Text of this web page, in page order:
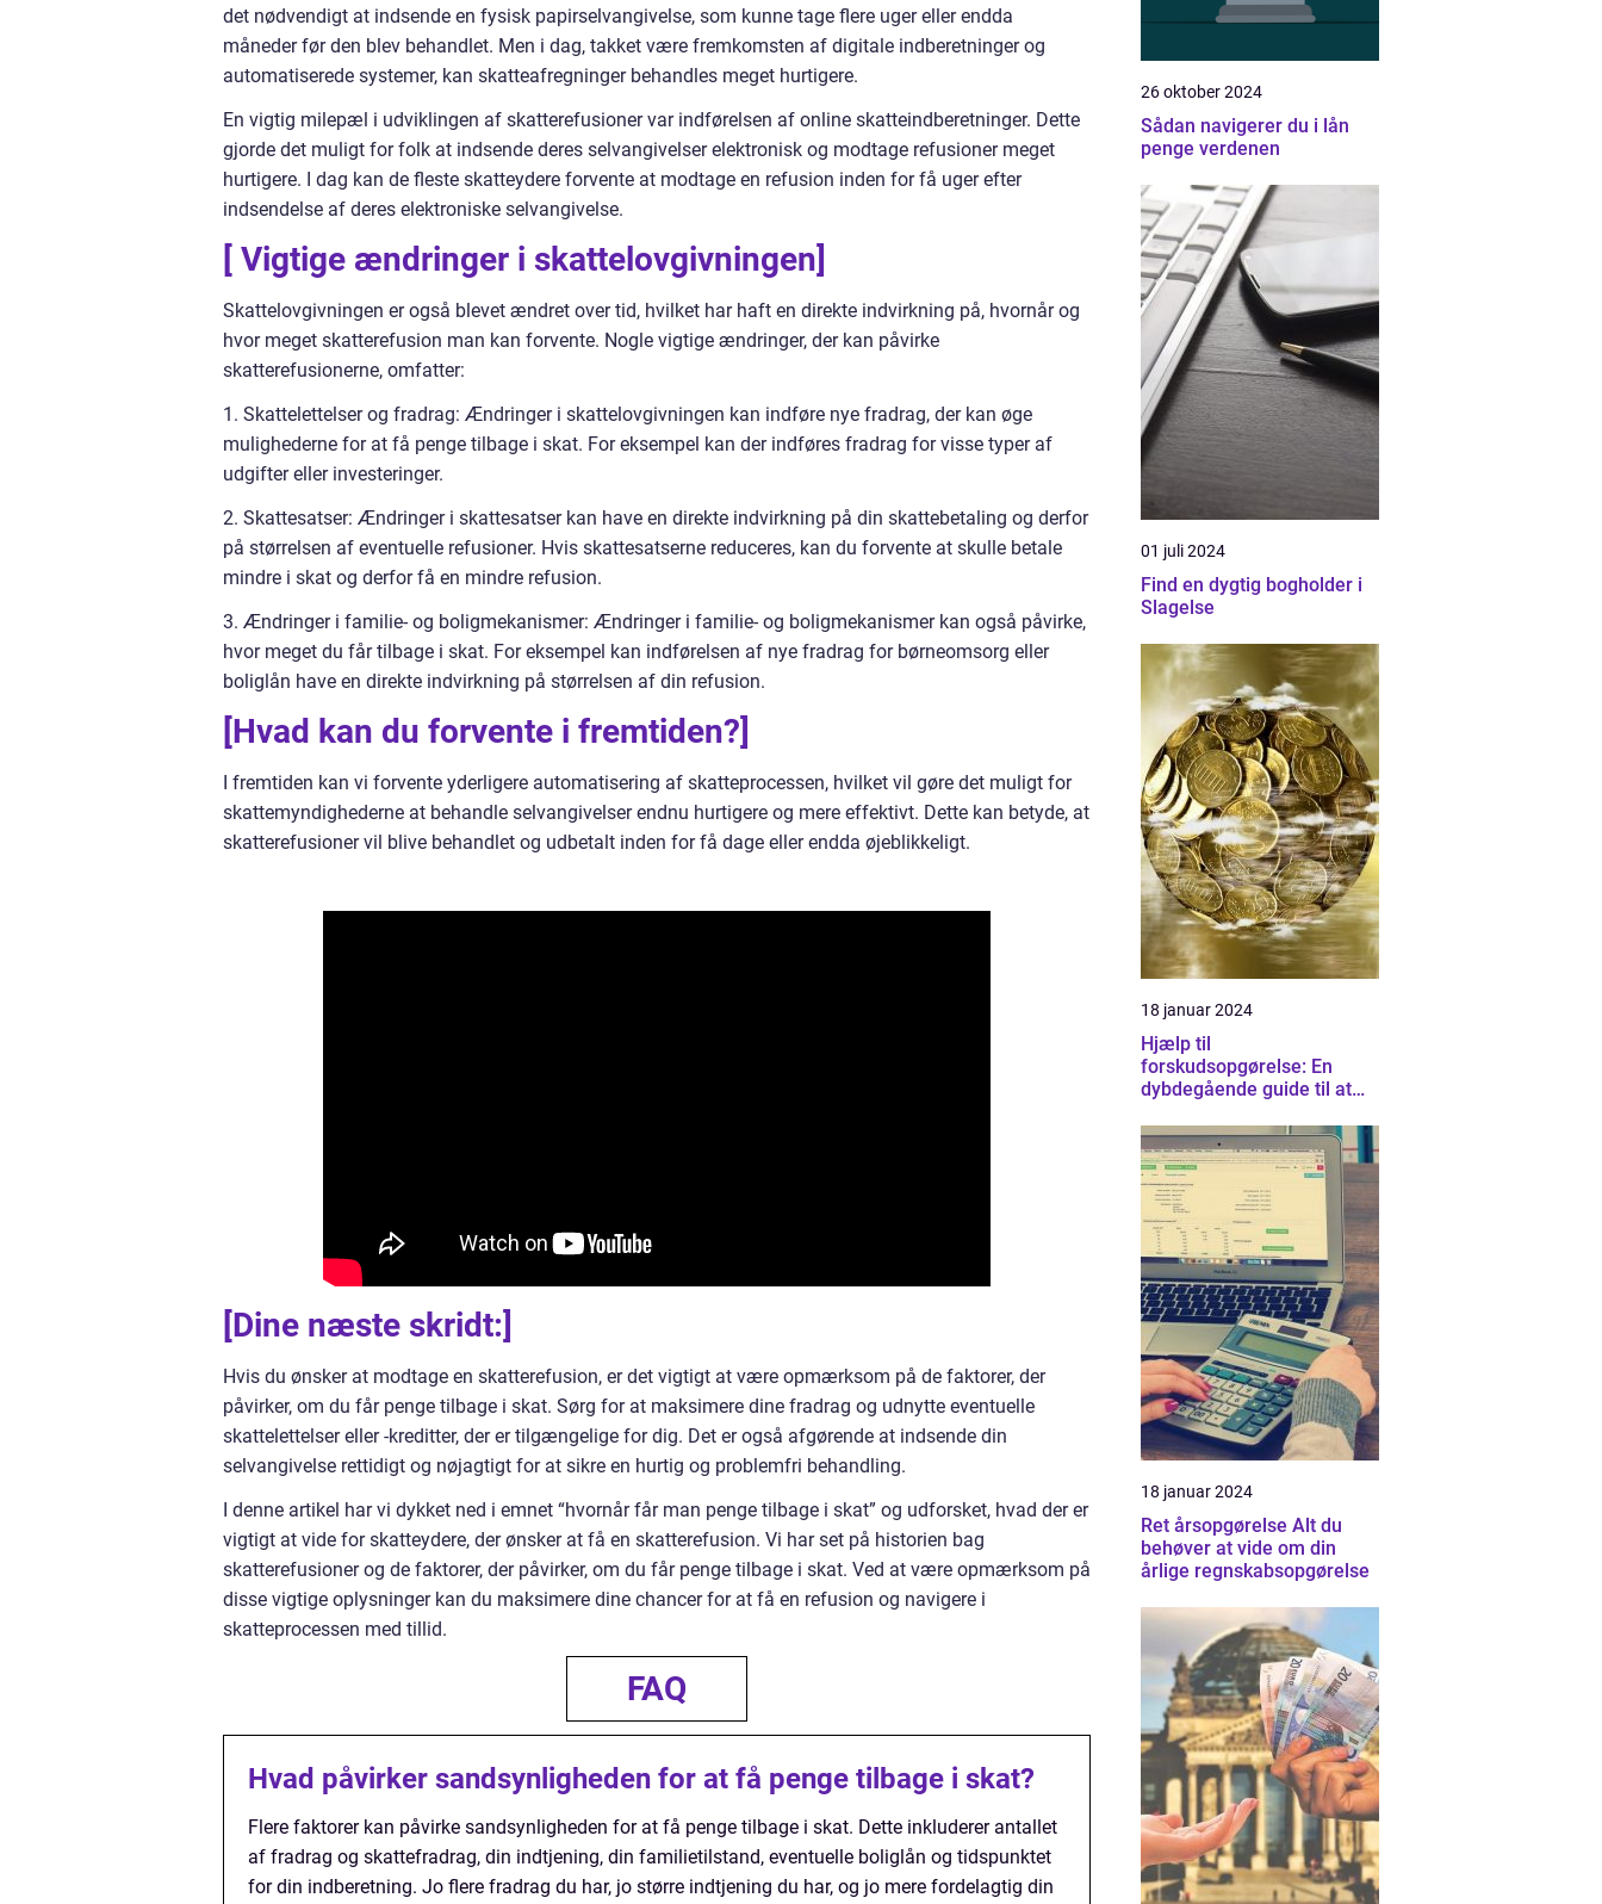
det nødvendigt at indsende en fysisk papirselvangivelse, som kunne tage flere uger eller endda
måneder før den blev behandlet. Men i dag, takket være fremkomsten af digitale indberetninger og
automatiserede systemer, kan skatteafregninger behandles meget hurtigere.
En vigtig milepæl i udviklingen af skatterefusioner var indførelsen af online skatteindberetninger. Dette
gjorde det muligt for folk at indsende deres selvangivelser elektronisk og modtage refusioner meget
hurtigere. I dag kan de fleste skatteydere forvente at modtage en refusion inden for få uger efter
indsendelse af deres elektroniske selvangivelse.
[ Vigtige ændringer i skattelovgivningen]
Skattelovgivningen er også blevet ændret over tid, hvilket har haft en direkte indvirkning på, hvornår og
hvor meget skatterefusion man kan forvente. Nogle vigtige ændringer, der kan påvirke
skatterefusionerne, omfatter:
1. Skattelettelser og fradrag: Ændringer i skattelovgivningen kan indføre nye fradrag, der kan øge
mulighederne for at få penge tilbage i skat. For eksempel kan der indføres fradrag for visse typer af
udgifter eller investeringer.
2. Skattesatser: Ændringer i skattesatser kan have en direkte indvirkning på din skattebetaling og derfor
på størrelsen af eventuelle refusioner. Hvis skattesatserne reduceres, kan du forvente at skulle betale
mindre i skat og derfor få en mindre refusion.
3. Ændringer i familie- og boligmekanismer: Ændringer i familie- og boligmekanismer kan også påvirke,
hvor meget du får tilbage i skat. For eksempel kan indførelsen af nye fradrag for børneomsorg eller
boliglån have en direkte indvirkning på størrelsen af din refusion.
[Hvad kan du forvente i fremtiden?]
I fremtiden kan vi forvente yderligere automatisering af skatteprocessen, hvilket vil gøre det muligt for
skattemyndighederne at behandle selvangivelser endnu hurtigere og mere effektivt. Dette kan betyde, at
skatterefusioner vil blive behandlet og udbetalt inden for få dage eller endda øjeblikkeligt.
[Dine næste skridt:]
Hvis du ønsker at modtage en skatterefusion, er det vigtigt at være opmærksom på de faktorer, der
påvirker, om du får penge tilbage i skat. Sørg for at maksimere dine fradrag og udnytte eventuelle
skattelettelser eller -kreditter, der er tilgængelige for dig. Det er også afgørende at indsende din
selvangivelse rettidigt og nøjagtigt for at sikre en hurtig og problemfri behandling.
I denne artikel har vi dykket ned i emnet “hvornår får man penge tilbage i skat” og udforsket, hvad der er
vigtigt at vide for skatteydere, der ønsker at få en skatterefusion. Vi har set på historien bag
skatterefusioner og de faktorer, der påvirker, om du får penge tilbage i skat. Ved at være opmærksom på
disse vigtige oplysninger kan du maksimere dine chancer for at få en refusion og navigere i
skatteprocessen med tillid.
FAQ
Hvad påvirker sandsynligheden for at få penge tilbage i skat?
Flere faktorer kan påvirke sandsynligheden for at få penge tilbage i skat. Dette inkluderer antallet
af fradrag og skattefradrag, din indtjening, din familietilstand, eventuelle boliglån og tidspunktet
for din indberetning. Jo flere fradrag du har, jo større indtjening du har, og jo mere fordelagtig din
26 oktober 2024
Sådan navigerer du i lån
penge verdenen
01 juli 2024
Find en dygtig bogholder i
Slagelse
18 januar 2024
Hjælp til
forskudsopgørelse: En
dybdegående guide til at
skatteforhold
18 januar 2024
Ret årsopgørelse Alt du
behøver at vide om din
årlige regnskabsopgørelse